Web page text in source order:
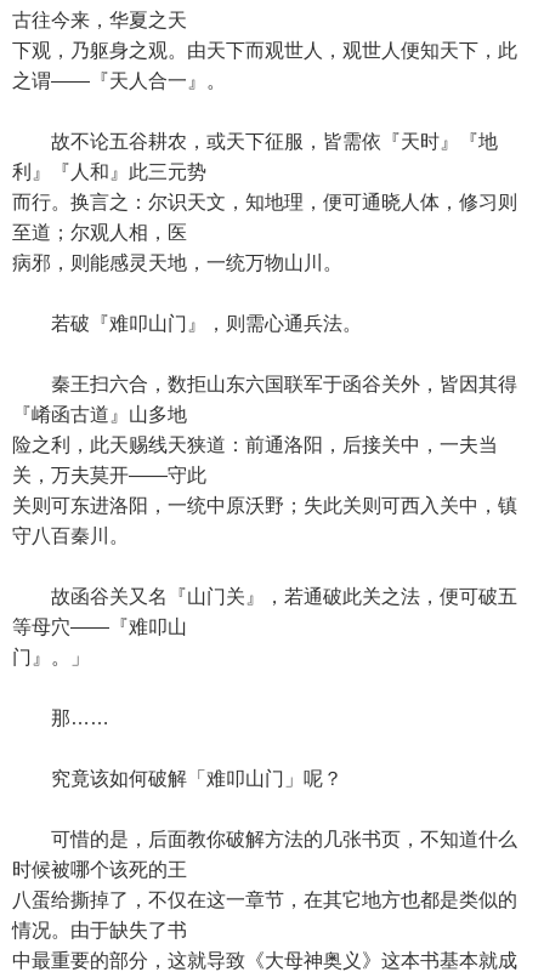
古往今来，华夏之天
下观，乃躯身之观。由天下而观世人，观世人便知天下，此
之谓——『天人合一』。
故不论五谷耕农，或天下征服，皆需依『天时』『地
利』『人和』此三元势
而行。换言之：尔识天文，知地理，便可通晓人体，修习则
至道；尔观人相，医
病邪，则能感灵天地，一统万物山川。
若破『难叩山门』，则需心通兵法。
秦王扫六合，数拒山东六国联军于函谷关外，皆因其得
『崤函古道』山多地
险之利，此天赐线天狭道：前通洛阳，后接关中，一夫当
关，万夫莫开——守此
关则可东进洛阳，一统中原沃野；失此关则可西入关中，镇
守八百秦川。
故函谷关又名『山门关』，若通破此关之法，便可破五
等母穴——『难叩山
门』。」
那……
究竟该如何破解「难叩山门」呢？
可惜的是，后面教你破解方法的几张书页，不知道什么
时候被哪个该死的王
八蛋给撕掉了，不仅在这一章节，在其它地方也都是类似的
情况。由于缺失了书
中最重要的部分，这就导致《大母神奥义》这本书基本就成